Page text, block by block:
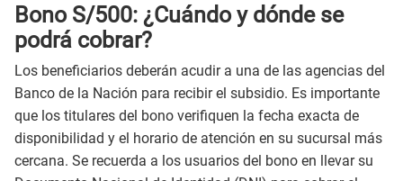
Bono S/500: ¿Cuándo y dónde se
podrá cobrar?
Los beneficiarios deberán acudir a una de las agencias del
Banco de la Nación para recibir el subsidio. Es importante
que los titulares del bono verifiquen la fecha exacta de
disponibilidad y el horario de atención en su sucursal más
cercana. Se recuerda a los usuarios del bono en llevar su